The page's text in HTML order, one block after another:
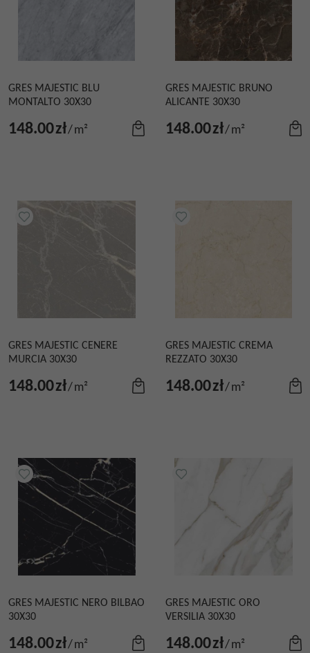
GRES MAJESTIC BLU
MONTALTO 30X30
148.00zł/m²
GRES MAJESTIC BRUNO
ALICANTE 30X30
148.00zł/m²
GRES MAJESTIC CENERE
MURCIA 30X30
148.00zł/m²
GRES MAJESTIC CREMA
REZZATO 30X30
148.00zł/m²
GRES MAJESTIC NERO BILBAO
30X30
148.00zł/m²
GRES MAJESTIC ORO
VERSILIA 30X30
148.00zł/m²